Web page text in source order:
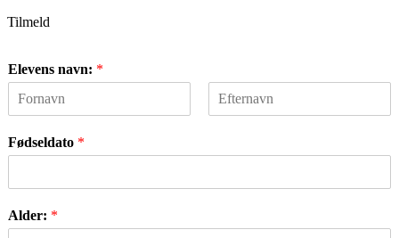
Tilmeld
Elevens navn: *
i
r
Fødseldato *
Alder: *